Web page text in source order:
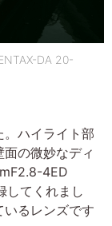
DA 20-
ハイライト部
の微妙なディ
4ED
してくれまし
るレンズです